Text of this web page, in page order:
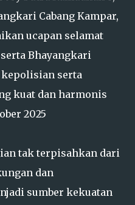
Cabang Kampar,
ucapan selamat
Bhayangkari
kepolisian serta
kuat dan harmonis
2025
tak terpisahkan dari
dan
sumber kekuatan